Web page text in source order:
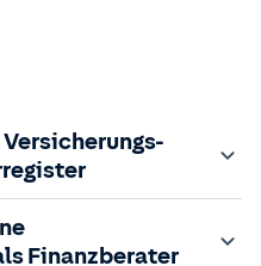
Finanzberater